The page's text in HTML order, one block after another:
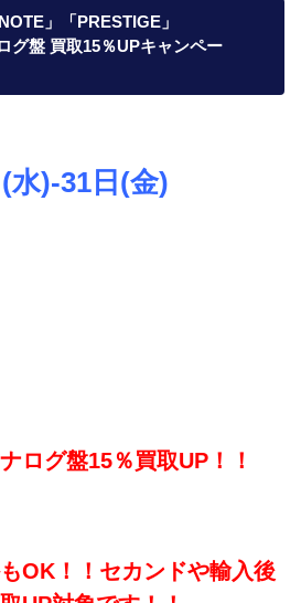
」「PRESTIGE」
グ盤 買取15％UPキャンペー
水)-31日(金)
ログ盤15％買取UP！！
OK！！セカンドや輸入後